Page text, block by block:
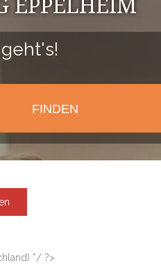
EPPELHEIM
*/ ?>